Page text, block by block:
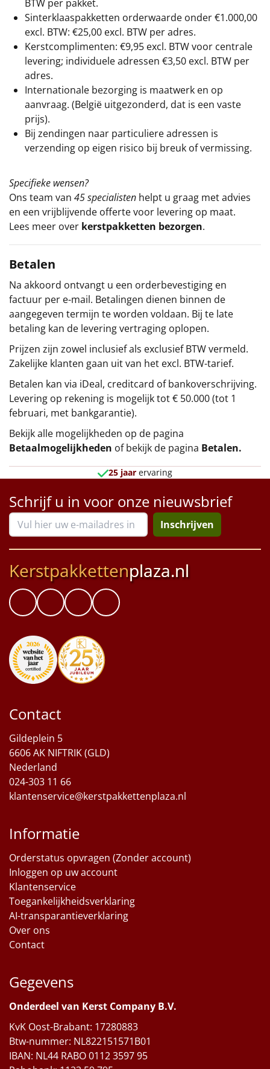
BTW per pakket.
Sinterklaaspakketten orderwaarde onder €1.000,00
excl. BTW: €25,00 excl. BTW per adres.
Kerstcomplimenten: €9,95 excl. BTW voor centrale
levering; individuele adressen €3,50 excl. BTW per
adres.
Internationale bezorging is maatwerk en op
aanvraag. (België uitgezonderd, dat is een vaste
prijs).
Bij zendingen naar particuliere adressen is
verzending op eigen risico bij breuk of vermissing.
Specifieke wensen?
Ons team van 45 specialisten helpt u graag met advies
en een vrijblijvende offerte voor levering op maat.
Lees meer over kerstpakketten bezorgen.
Betalen
Na akkoord ontvangt u een orderbevestiging en
factuur per e-mail. Betalingen dienen binnen de
aangegeven termijn te worden voldaan. Bij te late
betaling kan de levering vertraging oplopen.
Prijzen zijn zowel inclusief als exclusief BTW vermeld.
Zakelijke klanten gaan uit van het excl. BTW-tarief.
Betalen kan via iDeal, creditcard of bankoverschrijving.
Levering op rekening is mogelijk tot € 50.000 (tot 1
februari, met bankgarantie).
Bekijk alle mogelijkheden op de pagina
Betaalmogelijkheden of bekijk de pagina Betalen.
25 jaar ervaring
Schrijf u in voor onze nieuwsbrief
Inschrijven
Kerstpakkettenplaza.nl
Contact
Gildeplein 5
6606 AK NIFTRIK (GLD)
Nederland
024-303 11 66
klantenservice@kerstpakkettenplaza.nl
Informatie
Orderstatus opvragen (Zonder account)
Inloggen op uw account
Klantenservice
Toegankelijkheidsverklaring
AI-transparantieverklaring
Over ons
Contact
Gegevens
Onderdeel van Kerst Company B.V.
KvK Oost-Brabant: 17280883
Btw-nummer: NL822151571B01
IBAN: NL44 RABO 0112 3597 95